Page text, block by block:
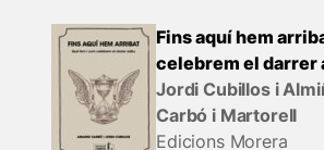
Fins aquí hem
celebrem el darrer
Jordi Cubillos i
Carbó i Martorell
Edicions Morera